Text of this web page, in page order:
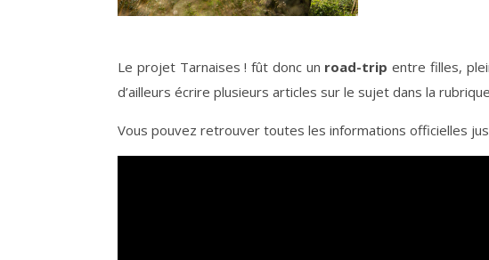
Le projet Tarnaises ! fût donc un road-trip entre filles,
d’ailleurs écrire plusieurs articles sur le sujet dans la rubrique
Vous pouvez retrouver toutes les informations officielles